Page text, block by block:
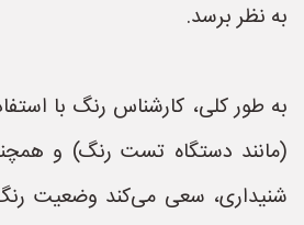
به نظر برسد.
به طور کلی، کارشناس رنگ با
(مانند دستگاه تست رنگ) و
شنیداری، سعی می‌کند وضعیت